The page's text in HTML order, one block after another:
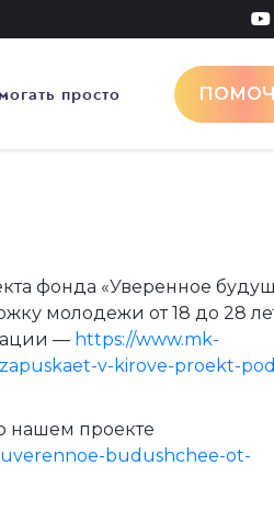
просто
фонда «Уверенное
молодежи от 18 до 28
— https://www.mk-
v-kirove-proekt-
нашем проекте
budushchee-ot-